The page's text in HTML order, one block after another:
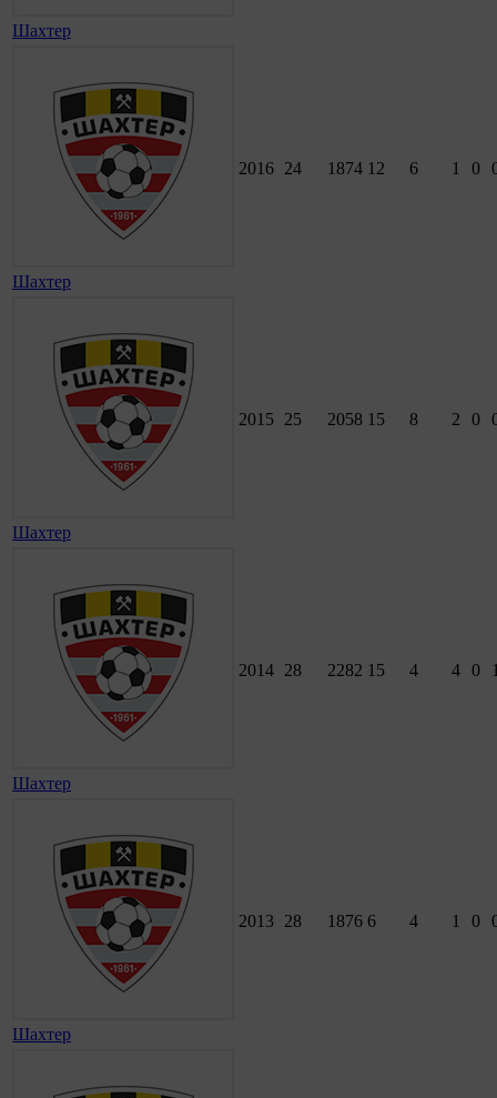
Шахтер
Шахтер
2016 24 1874 12 6 1 0
Шахтер
2015 25 2058 15 8 2 0
Шахтер
2014 28 2282 15 4 4 0
Шахтер
2013 28 1876 6 4 1 0